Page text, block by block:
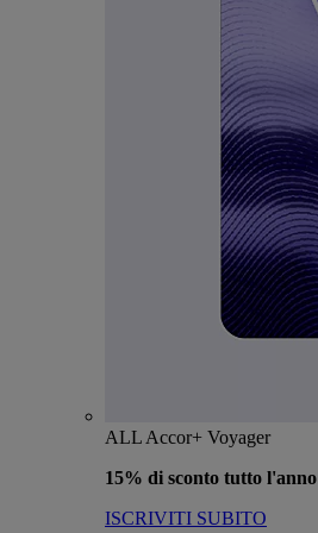
ALL Accor+ Voyager
15% di sconto tutto l'anno
ISCRIVITI SUBITO